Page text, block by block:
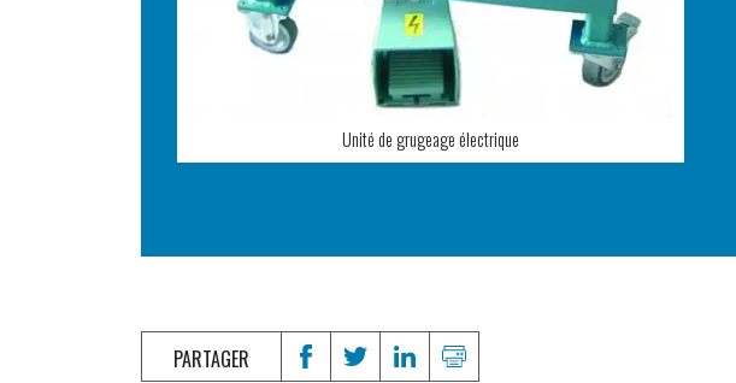
Unité de grugeage électrique
PARTAGER Partager sur Facebook
Partager sur Twitter
Partager sur Linkedin
Imprimer